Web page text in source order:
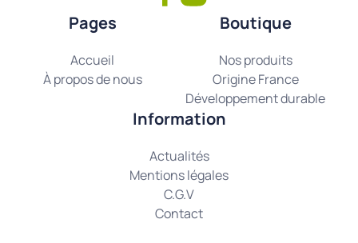
Pages
Accueil
À propos de nous
Boutique
Nos produits
Origine France
Développement durable
Information
Actualités
Mentions légales
C.G.V
Contact